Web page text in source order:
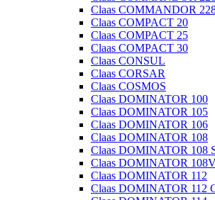
Claas COMMANDOR
Claas COMPACT 20
Claas COMPACT 25
Claas COMPACT 30
Claas CONSUL
Claas CORSAR
Claas COSMOS
Claas DOMINATOR 100
Claas DOMINATOR 105
Claas DOMINATOR 106
Claas DOMINATOR 108
Claas DOMINATOR 108
Claas DOMINATOR
Claas DOMINATOR 112
Claas DOMINATOR 112